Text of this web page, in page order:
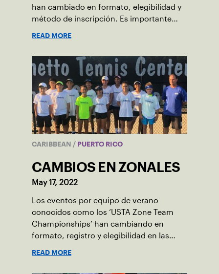
han cambiado en formato, elegibilidad y
método de inscripción. Es importante
READ MORE
CARIBBEAN / PUERTO RICO
CAMBIOS EN ZONALES
May 17, 2022
Los eventos por equipo de verano
conocidos como los ‘USTA Zone Team
Championships’ han cambiando en
formato, registro y elegibilidad en las
READ MORE